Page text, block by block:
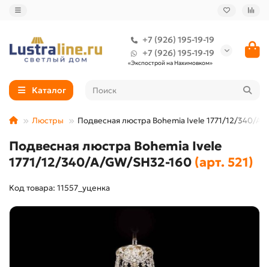
+7 (926) 195-19-19
+7 (926) 195-19-19
«Экспострой на Нахимовком»
Каталог
Люстры Подвесная люстра Bohemia Ivele 1771/12/340/A/
Подвесная люстра Bohemia Ivele
1771/12/340/A/GW/SH32-160 (арт. 521)
Код товара: 11557_уценка